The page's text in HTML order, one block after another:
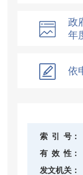
政
年
依
索 引
号：
有 效 性：
发文机关：